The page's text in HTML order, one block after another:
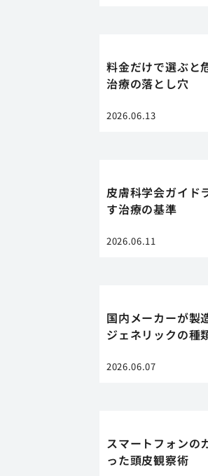
料金だけで選ぶと
治療の落とし穴
2026.06.13
皮膚科学会ガイド
す治療の基準
2026.06.11
国内メーカーが製
ジェネリックの種
2026.06.07
スマートフォンの
った頭皮観察術